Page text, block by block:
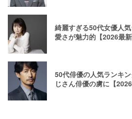
綺麗すぎる50代女優人
愛さが魅力的【2026最新
50代俳優の人気ランキ
じさん俳優の虜に【2026